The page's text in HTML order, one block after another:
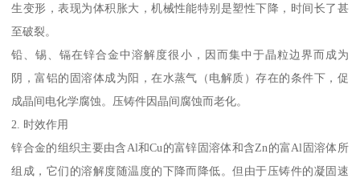
生变形，表现为体积胀大，机械性能特别是塑性下降，时间长了甚
至破裂。
铅、锡、镉在锌合金中溶解度很小，因而集中于晶粒边界而成为
阴，富铝的固溶体成为阳，在水蒸气（电解质）存在的条件下，促
成晶间电化学腐蚀。压铸件因晶间腐蚀而老化。
2. 时效作用
锌合金的组织主要由含Al和Cu的富锌固溶体和含Zn的富Al固溶体所
组成，它们的溶解度随温度的下降而降低。但由于压铸件的凝固速